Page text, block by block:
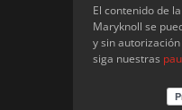
El contenido de
Maryknoll se
y sin
siga nuestras